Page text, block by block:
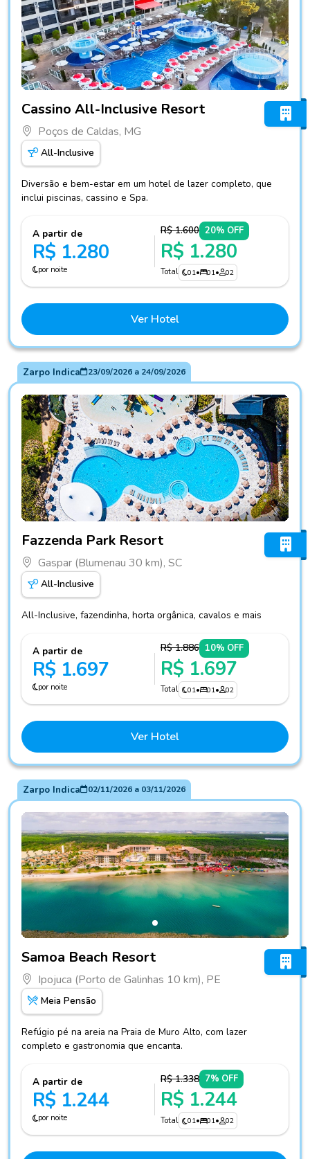
Cassino All-Inclusive Resort
Poços de Caldas, MG
All-Inclusive
Diversão e bem-estar em um hotel de lazer completo, que
inclui piscinas, cassino e Spa.
A partir de
R$ 1.280
por noite
R$ 1.600 20% OFF
R$ 1.280
Total 01• 01• 02
Ver Hotel
Zarpo Indica 23/09/2026a 24/09/2026
Fazzenda Park Resort
Gaspar (Blumenau 30 km), SC
All-Inclusive
All-Inclusive, fazendinha, horta orgânica, cavalos e mais
A partir de
R$ 1.697
por noite
R$ 1.886 10% OFF
R$ 1.697
Total 01• 01• 02
Ver Hotel
Zarpo Indica 02/11/2026a 03/11/2026
Samoa Beach Resort
Ipojuca (Porto de Galinhas 10 km), PE
Meia Pensão
Refúgio pé na areia na Praia de Muro Alto, com lazer
completo e gastronomia que encanta.
A partir de
R$ 1.244
por noite
R$ 1.338 7% OFF
R$ 1.244
Total 01• 01• 02